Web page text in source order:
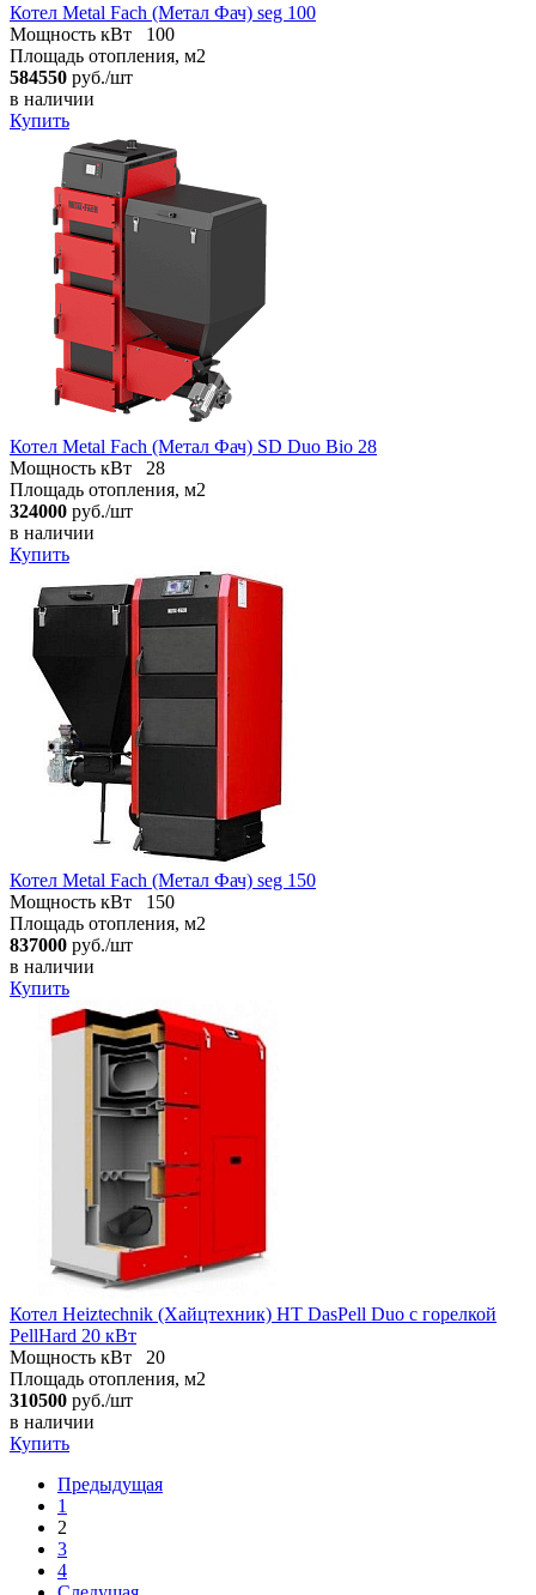
Котел Metal Fach (Метал Фач) seg 100
Мощность кВт
100
Площадь отопления, м2
584550 руб./шт
в наличии
Купить
Котел Metal Fach (Метал Фач) SD Duo Bio 28
Мощность кВт
28
Площадь отопления, м2
324000 руб./шт
в наличии
Купить
Котел Metal Fach (Метал Фач) seg 150
Мощность кВт
150
Площадь отопления, м2
837000 руб./шт
в наличии
Купить
Котел Heiztechnik (Хайцтехник) HT DasPell Duo с горелкой
PellHard 20 кВт
Мощность кВт
20
Площадь отопления, м2
310500 руб./шт
в наличии
Купить
Предыдущая
1
2
3
4